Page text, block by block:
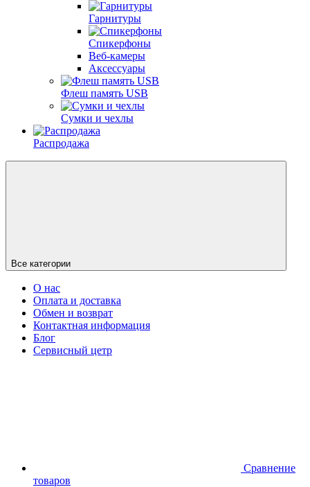
Гарнитуры
Спикерфоны
Веб-камеры
Аксессуары
Флеш память USB
Сумки и чехлы
Распродажа
Все категории
О нас
Оплата и доставка
Обмен и возврат
Контактная информация
Блог
Сервисный цетр
Сравнение
товаров